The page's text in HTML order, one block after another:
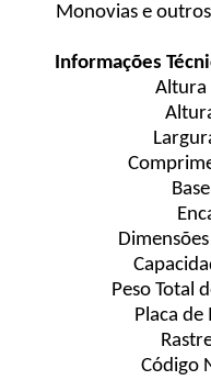
Monovias e
Informações
Altura
Peso Total
Placa
Código